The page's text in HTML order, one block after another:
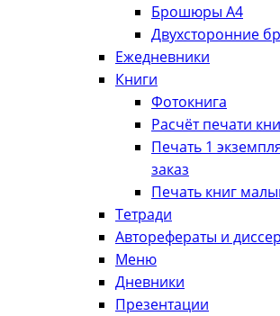
Брошюры А4
Двухсторонние
Ежедневники
Книги
Фотокнига
Расчёт печати
Печать 1
заказ
Печать книг
Тетради
Авторефераты и
Меню
Дневники
Презентации